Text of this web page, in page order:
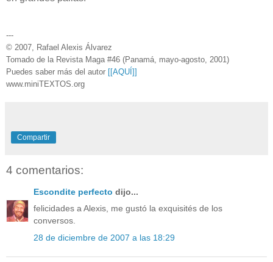
---
© 2007, Rafael Alexis Álvarez
Tomado de la Revista Maga #46 (Panamá, mayo-agosto, 2001)
Puedes saber más del autor [[AQUÍ]]
www.miniTEXTOS.org
Compartir
4 comentarios:
Escondite perfecto dijo...
felicidades a Alexis, me gustó la exquisités de los
conversos.
28 de diciembre de 2007 a las 18:29